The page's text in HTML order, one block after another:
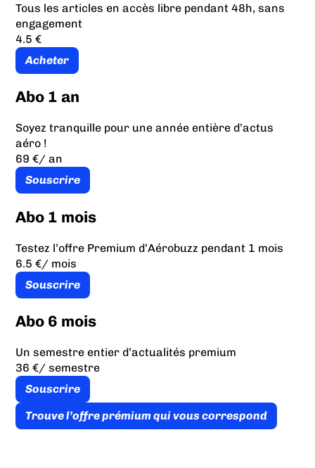
Tous les articles en accès libre pendant 48h, sans
engagement
4.5 €
Acheter
Abo 1 an
Soyez tranquille pour une année entière d’actus
aéro !
69 €/ an
Souscrire
Abo 1 mois
Testez l’offre Premium d’Aérobuzz pendant 1 mois
6.5 €/ mois
Souscrire
Abo 6 mois
Un semestre entier d’actualités premium
36 €/ semestre
Souscrire
Trouve l’offre prémium qui vous correspond